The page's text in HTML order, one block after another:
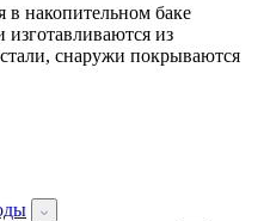
в накопительном баке
из
снаружи покрываются